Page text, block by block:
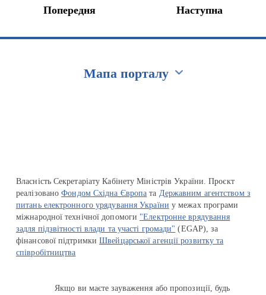
Попередня Наступна
Мапа порталу
Власність Секретаріату Кабінету Міністрів України. Проєкт
реалізованоФондом Східна Європа та Державним агентством з
питань електронного урядування України у межах програми
міжнародної технічної допомоги "Електронне врядування
задля підзвітності влади та участі громади" (EGAP), за
фінансової підтримкиШвейцарської агенції розвитку та
співробітництва
Якщо ви маєте зауваження або пропозиції, будь